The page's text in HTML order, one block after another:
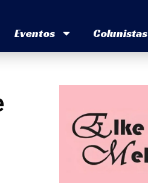
Eventos Colunistas